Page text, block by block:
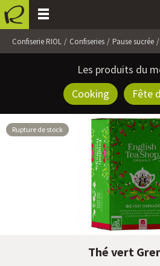
Confiserie RIOL Confiseries Pause sucrée
Les produits du
Cooking
Fête
Thé vert
Rupture de stock